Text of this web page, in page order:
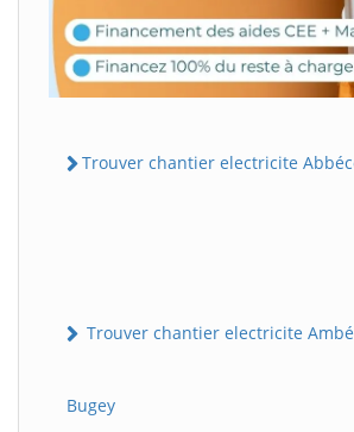
Trouver chantier electricite
Trouver chantier electricite
Bugey